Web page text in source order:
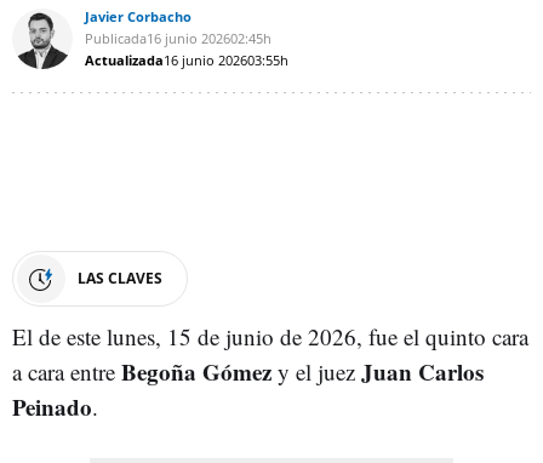
Javier Corbacho
Publicada16 junio 202602:45h
Actualizada16 junio 202603:55h
LAS CLAVES
El de este lunes, 15 de junio de 2026, fue el quinto cara
a cara entre Begoña Gómez y el juez Juan Carlos
Peinado.